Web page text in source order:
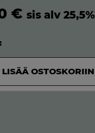
€ sis alv 25,5%
LISÄÄ OSTOSKORIIN